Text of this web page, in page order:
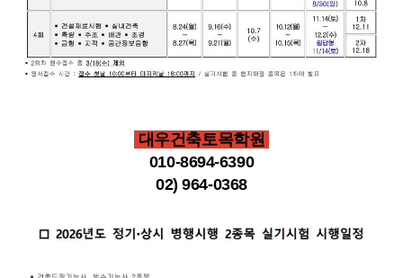
대우건축토목학원
010-8694-6390
02) 964-0368